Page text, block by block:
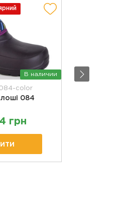
В наличии
color
084
грн